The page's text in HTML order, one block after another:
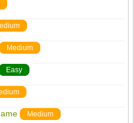
Medium
Easy
Medium